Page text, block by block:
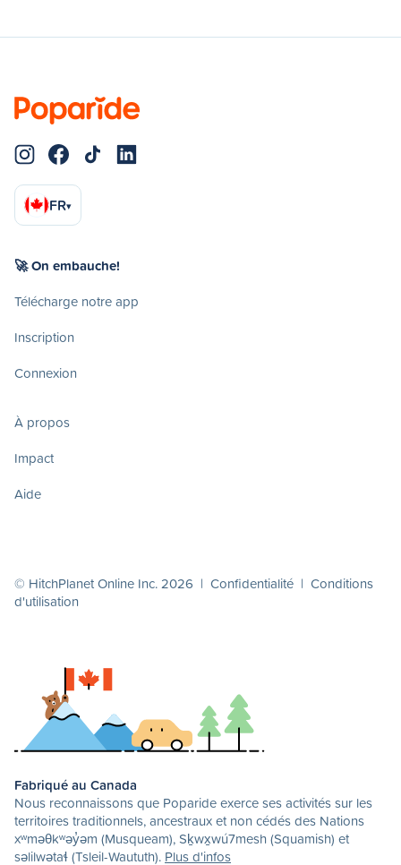
FR▾
🚀 On embauche!
Télécharge notre app
Inscription
Connexion
À propos
Impact
Aide
© HitchPlanet Online Inc. 2026 | Confidentialité | Conditions
d'utilisation
Fabriqué au Canada
Nous reconnaissons que Poparide exerce ses activités sur les
territoires traditionnels, ancestraux et non cédés des Nations
xʷməθkʷəy̓əm (Musqueam), Sḵwx̱wú7mesh (Squamish) et
səlilwətaɬ (Tsleil-Waututh). Plus d'infos